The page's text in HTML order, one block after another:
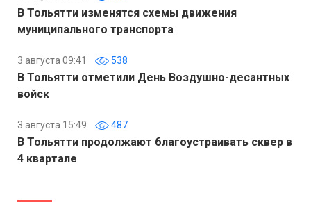
В Тольятти изменятся схемы движения
муниципального транспорта
3 августа 09:41 538
В Тольятти отметили День Воздушно-десантных
войск
3 августа 15:49 487
В Тольятти продолжают благоустраивать сквер в
4 квартале